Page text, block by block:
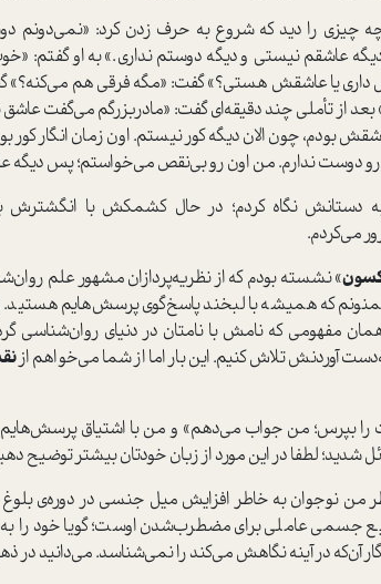
چیزی را دید که شروع به حرف زدن کرد: «نمی‌دونم
عاشقم نیستی و دیگه دوستم نداری.» به او گفتم:
یا عاشقش هستی؟» گفت: «مگه فرقی هم می‌کنه؟»
از تأملی چند دقیقه‌ای گفت: «مادربزرگم می‌گفت
بودم، چون الان دیگه کور نیستم. اون زمان انگار کور
رو دوست ندارم. من اون رو بی‌نقص می‌خواستم؛ پس
دستانش نگاه کردم؛ در حال کشمکش با
می‌کردم.
» نشسته بودم که از نظریه‌پردازان مشهور علم
که همیشه با لبخند پاسخ‌گوی پرسش‌هایم هستید.
مفهومی که نامش با نامتان در دنیای روان‌شناسی
آوردنش تلاش کنیم. این بار اما از شما می‌خواهم از
را بپرس؛ من جواب می‌دهم» و من با اشتیاق
شدید؛ لطفا در این مورد از زبان خودتان بیشتر توضیح
من نوجوان به خاطر افزایش میل جنسی در دوره‌ی
عاملی برای مضطرب‌شدن اوست؛ گویا خود را
انگار آن‌که در آینه نگاهش می‌کند را نمی‌شناسد. می‌دانید